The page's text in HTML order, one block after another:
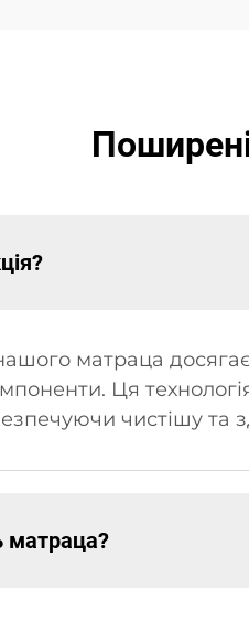
матраца
Ця
чистішу та
матраца?